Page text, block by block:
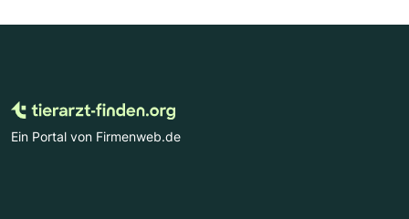
Ein Portal von Firmenweb.de